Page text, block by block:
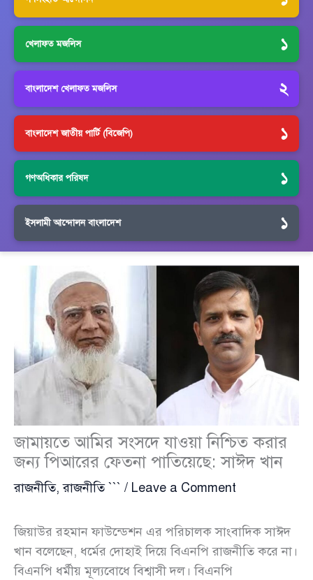
খেলাফত মজলিস ১
বাংলাদেশ খেলাফত মজলিস ২
বাংলাদেশ জাতীয় পার্টি (বিজেপি) ১
গণঅধিকার পরিষদ ১
ইসলামী আন্দোলন বাংলাদেশ ১
জামায়তে আমির সংসদে যাওয়া নিশ্চিত করার
জন্য পিআরের ফেতনা পাতিয়েছে: সাঈদ খান
রাজনীতি,রাজনীতি ``` / Leave a Comment
জিয়াউর রহমান ফাউন্ডেশন এর পরিচালক সাংবাদিক সাঈদ
খান বলেছেন, ধর্মের দোহাই দিয়ে বিএনপি রাজনীতি করে না।
বিএনপি ধর্মীয় মূল্যবোধে বিশ্বাসী দল। বিএনপি